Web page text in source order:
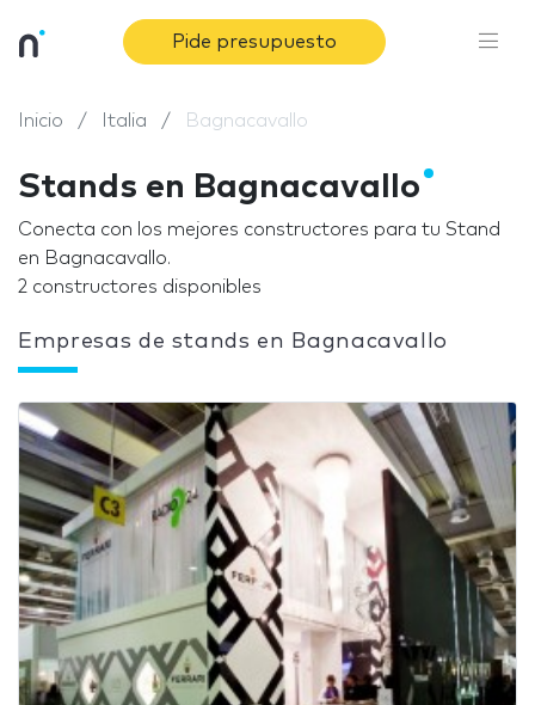
Pide presupuesto
Inicio Italia Bagnacavallo
Stands en Bagnacavallo
Conecta con los mejores constructores para tu Stand
en Bagnacavallo.
2 constructores disponibles
Empresas de stands en Bagnacavallo